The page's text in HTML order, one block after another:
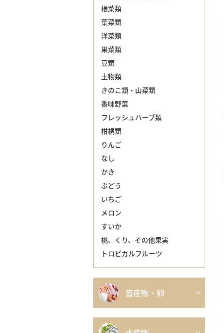
根菜類
葉菜類
洋菜類
果菜類
豆類
土物類
きのこ類・山菜類
香味野菜
フレッシュハーブ類
柑橘類
りんご
なし
かき
ぶどう
いちご
メロン
すいか
桃、くり、その他果実
トロピカルフルーツ
畜産物・卵